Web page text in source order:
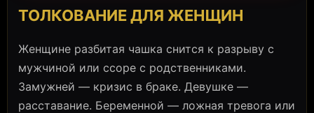
ТОЛКОВАНИЕ ДЛЯ ЖЕНЩИН
Женщине разбитая чашка снится к разрыву с
мужчиной или ссоре с родственниками.
Замужней — кризис в браке. Девушке —
расставание. Беременной — ложная тревога или